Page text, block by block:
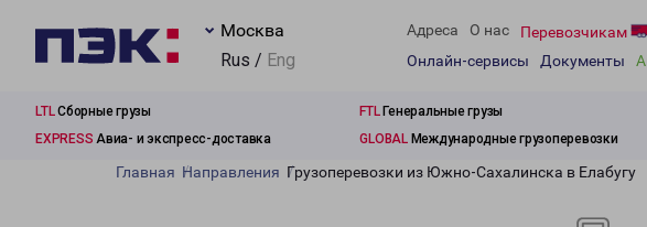
Москва
Rus / Eng
Адреса О нас Перевозчикам
Онлайн-сервисы
Документы
LTLСборные грузы FTLГенеральные грузы
EXPRESS Авиа- и экспресс-доставка GLOBALМеждународные грузоперевозки
Главная Направления Грузоперевозки из Южно-Сахалинска в Елабугу